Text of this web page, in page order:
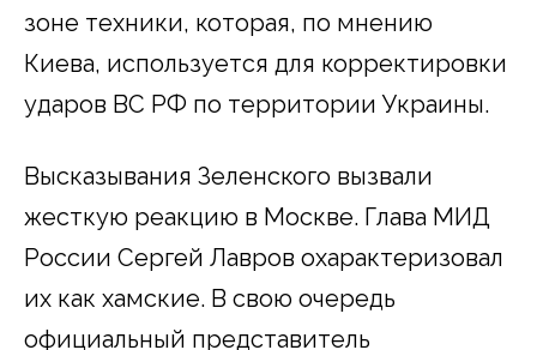
зоне техники, которая, по мнению
Киева, используется для корректировки
ударов ВС РФ по территории Украины.
Высказывания Зеленского вызвали
жесткую реакцию в Москве. Глава МИД
России Сергей Лавров охарактеризовал
их как хамские. В свою очередь
официальный представитель